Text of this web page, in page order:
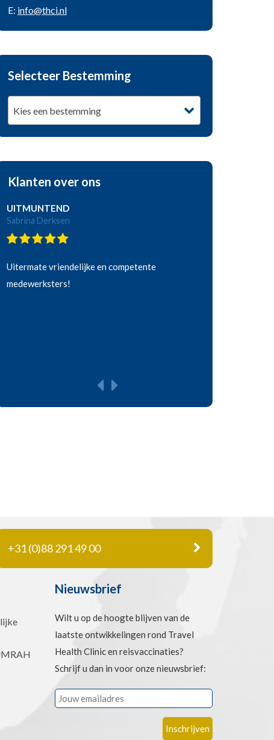
E: info@thci.nl
Selecteer Bestemming
Kies een bestemming
Klanten over ons
UITMUNTEND
Sabrina Derksen
Uitermate vriendelijke en competente
medewerksters!
+31 (0)88 291 49 00
Nieuwsbrief
Wilt u op de hoogte blijven van de
laatste ontwikkelingen rond Travel
Health Clinic en reisvaccinaties?
Schrijf u dan in voor onze nieuwsbrief: